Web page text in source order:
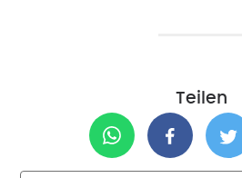
Teilen